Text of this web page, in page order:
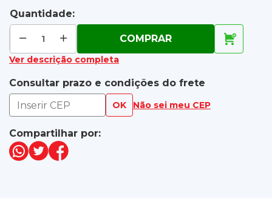
Quantidade:
COMPRAR
Ver descrição completa
Consultar prazo e condições do frete
OK Não sei meu CEP
Compartilhar por: